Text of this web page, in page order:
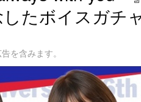
たボイスガチ
を含みます。